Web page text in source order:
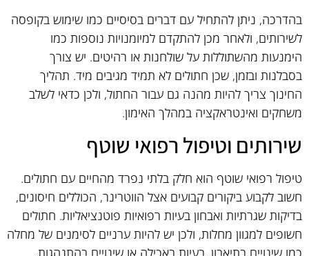
בהדרכה, ניתן להתחיל עם דברים בסיסיים כמו שימוש בקופסה
לשירותים, ולאחר מכן להתקדם למיומנויות נוספות כמו
הימנעות מהשתוללות על שולחנות או רהיטים. יש צורך
בסבלנות ובזמן, שכן חתולים לא תמיד מגיבים מיד. תהליך
החינוך צריך להיות מהנה גם עבור החתול, ולכן כדאי לשלב
משחקים ואינטראקציה במהלך האימון.
שירותים וטיפול רפואי שוטף
טיפול רפואי שוטף הוא חלק בלתי נפרד מהחיים עם חתולים.
חשוב לקבוע ביקורים קבועים אצל הווטרינר, הכוללים חיסונים,
בדיקות שגרתיות ואבחון בעיות רפואיות פוטנציאליות. חתולים
חשופים למגוון מחלות, ולכן יש להיות ערניים לסימנים של מחלה
כמו שינויים בתיאבון, בעיות באכילה או שינויים בהתנהגות.